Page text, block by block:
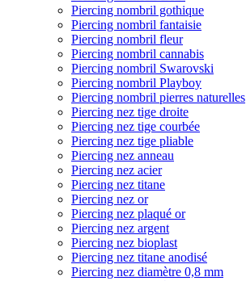
Piercing nombril gothique
Piercing nombril fantaisie
Piercing nombril fleur
Piercing nombril cannabis
Piercing nombril Swarovski
Piercing nombril Playboy
Piercing nombril pierres naturelles
Piercing nez tige droite
Piercing nez tige courbée
Piercing nez tige pliable
Piercing nez anneau
Piercing nez acier
Piercing nez titane
Piercing nez or
Piercing nez plaqué or
Piercing nez argent
Piercing nez bioplast
Piercing nez titane anodisé
Piercing nez diamètre 0,8 mm